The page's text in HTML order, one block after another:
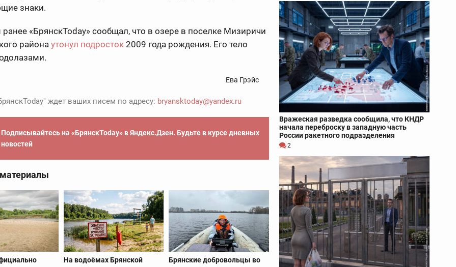
знаки.
«БрянскToday» сообщал, что в озере в поселке Мизиричи
района утонул подросток 2009 года рождения. Его тело
Ева Грэйс
ждет ваших писем по адресу: bryansktoday@yandex.ru
Подписывайтесь на «БрянскToday» в Яндекс.Дзен. Будьте в курсе дневных
новостей
На водоёмах Брянской
Брянские добровольцы во
Вражеская разведка сообщила, что КНДР
начала переброску в западную часть
России ракетного подразделения
2